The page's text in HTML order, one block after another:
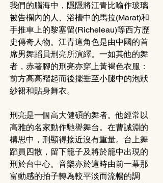
我們的腦海中，隱隱將江青比喻作玻璃
被告欄內的人、浴槽中的馬拉(Marat)和
手推車上的黎塞留(Richeleau)等西方歷
史傳奇人物。江青這角色是由中國的首
席男舞蹈員刑亮所演繹。一如其他的舞
者，赤著腳的刑亮亦穿上黃褐色衣服：
前方高高褶起而後擺垂至小腿中的泡狀
紗裙和貼身舞衣。
刑亮是一個高大健碩的舞者。他經常以
高雅的名家動作馳譽舞台。在曹誠淵的
構思中，刑顯得接近沒有重量。台上舞
蹈員四散，留下籠子及將於籠中出現的
刑於台中心。音樂亦於這時由前一幕那
富動感的拍子轉為較平淡而流暢的調